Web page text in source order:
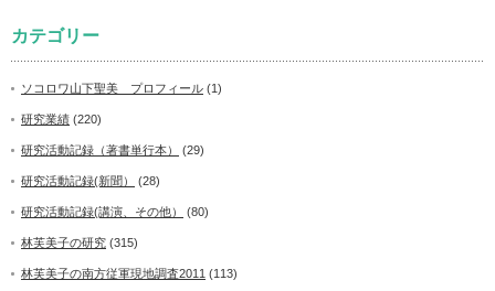
カテゴリー
ソコロワ山下聖美 プロフィール (1)
研究業績 (220)
研究活動記録（著書単行本） (29)
研究活動記録(新聞） (28)
研究活動記録(講演、その他） (80)
林芙美子の研究 (315)
林芙美子の南方従軍現地調査2011 (113)